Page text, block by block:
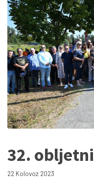
32.
22 Kolovoz 2023